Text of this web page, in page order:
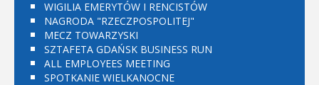
WIGILIA EMERYTÓW I RENCISTÓW
NAGRODA "RZECZPOSPOLITEJ"
MECZ TOWARZYSKI
SZTAFETA GDAŃSK BUSINESS RUN
ALL EMPLOYEES MEETING
SPOTKANIE WIELKANOCNE